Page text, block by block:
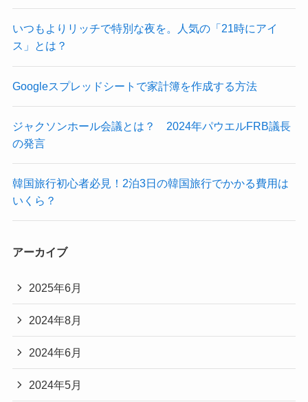
いつもよりリッチで特別な夜を。人気の「21時にアイ
ス」とは？
Googleスプレッドシートで家計簿を作成する方法
ジャクソンホール会議とは？ 2024年パウエルFRB議長
の発言
韓国旅行初心者必見！2泊3日の韓国旅行でかかる費用は
いくら？
アーカイブ
2025年6月
2024年8月
2024年6月
2024年5月